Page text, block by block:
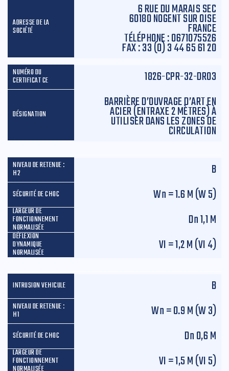
6 RUE DU MARAIS SEC
60180 NOGENT SUR OISE
FRANCE
TÉLÉPHONE :0671075526
FAX :33 (0) 3 44 65 61 20
1826-CPR-32-DR03
BARRIÈRE D’OUVRAGE D’ART EN
ACIER (ENTRAXE 2 MÈTRES) À
UTILISER DANS LES ZONES DE
CIRCULATION
B
Wn= 1.6 M (W 5)
Dn1,1 M
VI = 1,2 M (VI 4)
B
Wn= 0.9 M (W 3)
Dn0,6 M
VI = 1,5 M (VI 5)